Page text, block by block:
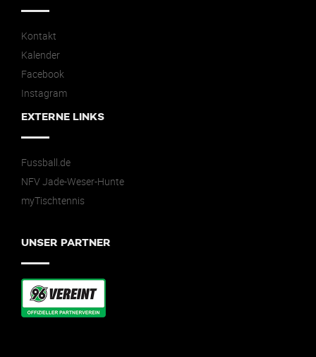
Kontakt
Kalender
Facebook
Instagram
EXTERNE LINKS
Fussball.de
NFV Jade-Weser-Hunte
myTischtennis
UNSER PARTNER